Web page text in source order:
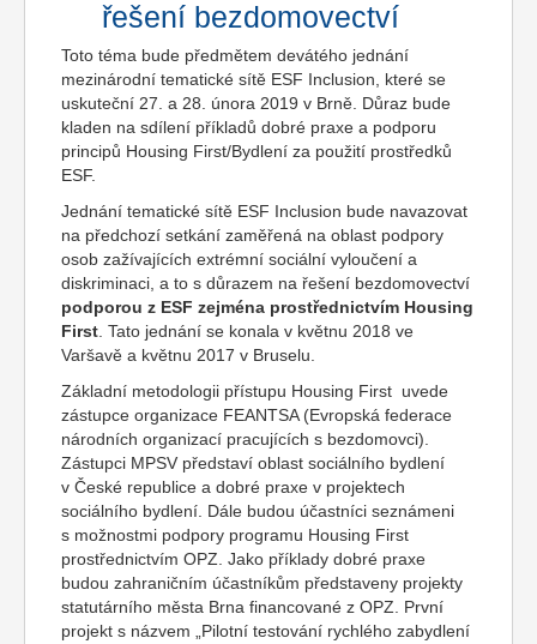
řešení bezdomovectví
Toto téma bude předmětem devátého jednání
mezinárodní tematické sítě ESF Inclusion, které se
uskuteční 27. a 28. února 2019 v Brně. Důraz bude
kladen na sdílení příkladů dobré praxe a podporu
principů Housing First/Bydlení za použití prostředků
ESF.
Jednání tematické sítě ESF Inclusion bude navazovat
na předchozí setkání zaměřená na oblast podpory
osob zažívajících extrémní sociální vyloučení a
diskriminaci, a to s důrazem na řešení bezdomovectví
podporou z ESF zejména prostřednictvím Housing
First . Tato jednání se konala v květnu 2018 ve
Varšavě a květnu 2017 v Bruselu.
Základní metodologii přístupu Housing First uvede
zástupce organizace FEANTSA (Evropská federace
národních organizací pracujících s bezdomovci).
Zástupci MPSV představí oblast sociálního bydlení
v České republice a dobré praxe v projektech
sociálního bydlení. Dále budou účastníci seznámeni
s možnostmi podpory programu Housing First
prostřednictvím OPZ. Jako příklady dobré praxe
budou zahraničním účastníkům představeny projekty
statutárního města Brna financované z OPZ. První
projekt s názvem „Pilotní testování rychlého zabydlení